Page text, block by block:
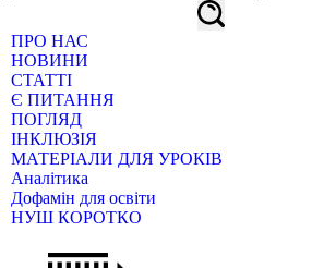
ПРО НАС
НОВИНИ
СТАТТІ
Є ПИТАННЯ
ПОГЛЯД
ІНКЛЮЗІЯ
МАТЕРІАЛИ ДЛЯ УРОКІВ
Аналітика
Дофамін для освіти
НУШ КОРОТКО